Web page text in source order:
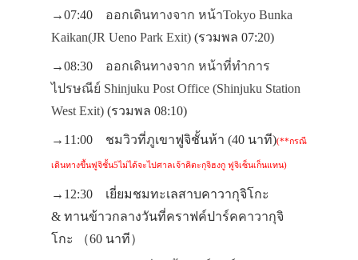
→07:40 ออกเดินทางจาก หน้าTokyo Bunka
Kaikan(JR Ueno Park Exit) (รวมพล 07:20)
→08:30 ออกเดินทางจาก หน้าที่ทำการ
ไปรษณีย์ Shinjuku Post Office (Shinjuku Station
West Exit) (รวมพล 08:10)
→11:00 ชมวิวที่ภูเขาฟูจิชั้นห้า (40 นาที)(**กรณี
เดินทางขึ้นฟูจิชั้น5ไม่ได้จะไปศาลเจ้าคิตะกุจิฮงกู ฟูจิเซ็นเก็นแทน)
→12:30 เยี่ยมชมทะเลสาบคาวากุจิโกะ
& ทานข้าวกลางวันที่คราฟค์ปาร์คคาวากุจิ
โกะ
（60 นาที）